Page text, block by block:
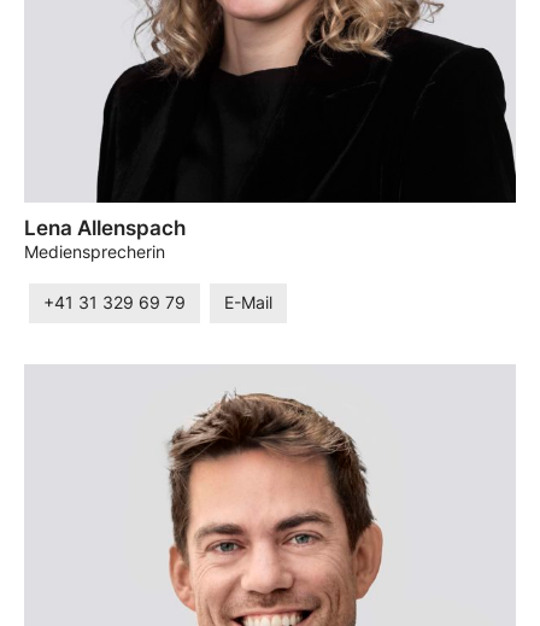
Lena Allenspach
Mediensprecherin
+41 31 329 69 79 E-Mail